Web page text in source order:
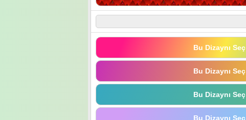
Bu Dizaynı Seç
Bu Dizaynı Seç
Bu Dizaynı Seç
Bu Dizaynı Seç